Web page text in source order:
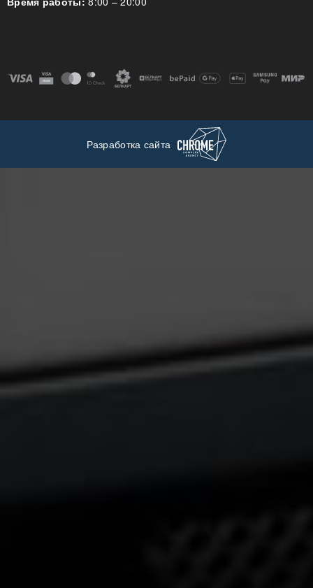
Разработка сайта